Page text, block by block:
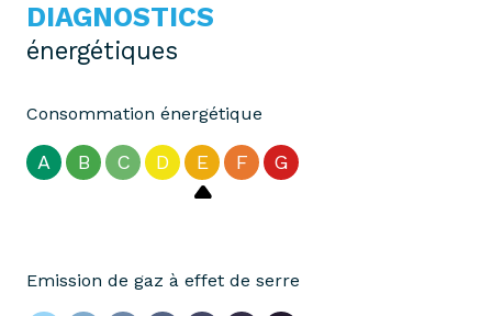
DIAGNOSTICS
énergétiques
Consommation énergétique
A B C D E F G
Emission de gaz à effet de serre